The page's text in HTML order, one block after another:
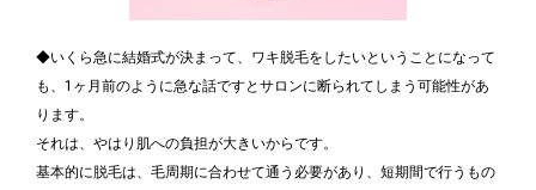
◆いくら急に結婚式が決まって、ワキ脱毛をしたいということになって
も、1ヶ月前のように急な話ですとサロンに断られてしまう可能性があ
ります。
それは、やはり肌への負担が大きいからです。
基本的に脱毛は、毛周期に合わせて通う必要があり、短期間で行うもの